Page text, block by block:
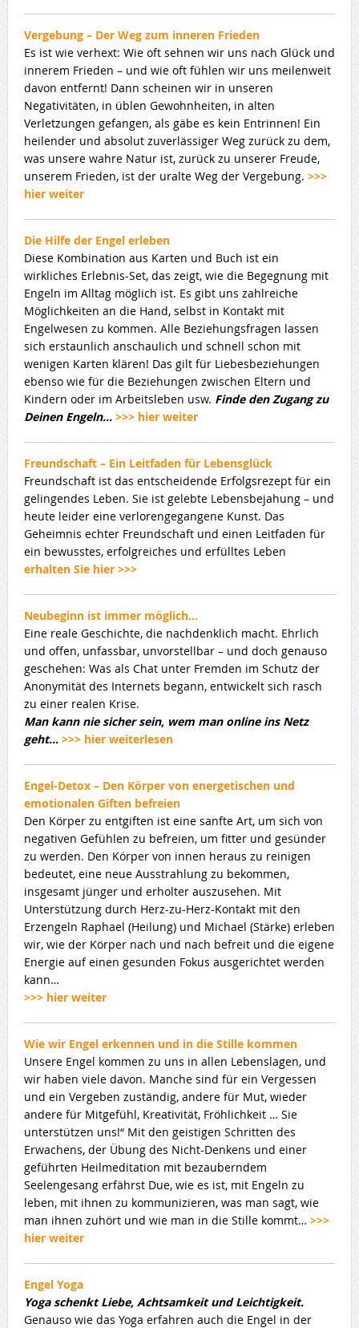
Vergebung – Der Weg zum inneren Frieden
Es ist wie verhext: Wie oft sehnen wir uns nach Glück und
innerem Frieden – und wie oft fühlen wir uns meilenweit
davon entfernt! Dann scheinen wir in unseren
Negativitäten, in üblen Gewohnheiten, in alten
Verletzungen gefangen, als gäbe es kein Entrinnen! Ein
heilender und absolut zuverlässiger Weg zurück zu dem,
was unsere wahre Natur ist, zurück zu unserer Freude,
unserem Frieden, ist der uralte Weg der Vergebung. >>>
hier weiter
Die Hilfe der Engel erleben
Diese Kombination aus Karten und Buch ist ein
wirkliches Erlebnis-Set, das zeigt, wie die Begegnung mit
Engeln im Alltag möglich ist. Es gibt uns zahlreiche
Möglichkeiten an die Hand, selbst in Kontakt mit
Engelwesen zu kommen. Alle Beziehungsfragen lassen
sich erstaunlich anschaulich und schnell schon mit
wenigen Karten klären! Das gilt für Liebesbeziehungen
ebenso wie für die Beziehungen zwischen Eltern und
Kindern oder im Arbeitsleben usw. Finde den Zugang zu
Deinen Engeln… >>> hier weiter
Freundschaft – Ein Leitfaden für Lebensglück
Freundschaft ist das entscheidende Erfolgsrezept für ein
gelingendes Leben. Sie ist gelebte Lebensbejahung – und
heute leider eine verlorengegangene Kunst. Das
Geheimnis echter Freundschaft und einen Leitfaden für
ein bewusstes, erfolgreiches und erfülltes Leben
erhalten Sie hier >>>
Neubeginn ist immer möglich…
Eine reale Geschichte, die nachdenklich macht. Ehrlich
und offen, unfassbar, unvorstellbar – und doch genauso
geschehen: Was als Chat unter Fremden im Schutz der
Anonymität des Internets begann, entwickelt sich rasch
zu einer realen Krise.
Man kann nie sicher sein, wem man online ins Netz
geht… >>> hier weiterlesen
Engel-Detox – Den Körper von energetischen und
emotionalen Giften befreien
Den Körper zu entgiften ist eine sanfte Art, um sich von
negativen Gefühlen zu befreien, um fitter und gesünder
zu werden. Den Körper von innen heraus zu reinigen
bedeutet, eine neue Ausstrahlung zu bekommen,
insgesamt jünger und erholter auszusehen. Mit
Unterstützung durch Herz-zu-Herz-Kontakt mit den
Erzengeln Raphael (Heilung) und Michael (Stärke) erleben
wir, wie der Körper nach und nach befreit und die eigene
Energie auf einen gesunden Fokus ausgerichtet werden
kann…
>>> hier weiter
Wie wir Engel erkennen und in die Stille kommen
Unsere Engel kommen zu uns in allen Lebenslagen, und
wir haben viele davon. Manche sind für ein Vergessen
und ein Vergeben zuständig, andere für Mut, wieder
andere für Mitgefühl, Kreativität, Fröhlichkeit … Sie
unterstützen uns!“ Mit den geistigen Schritten des
Erwachens, der Übung des Nicht-Denkens und einer
geführten Heilmeditation mit bezauberndem
Seelengesang erfährst Due, wie es ist, mit Engeln zu
leben, mit ihnen zu kommunizieren, was man sagt, wie
man ihnen zuhört und wie man in die Stille kommt… >>>
hier weiter
Engel Yoga
Yoga schenkt Liebe, Achtsamkeit und Leichtigkeit.
Genauso wie das Yoga erfahren auch die Engel in der